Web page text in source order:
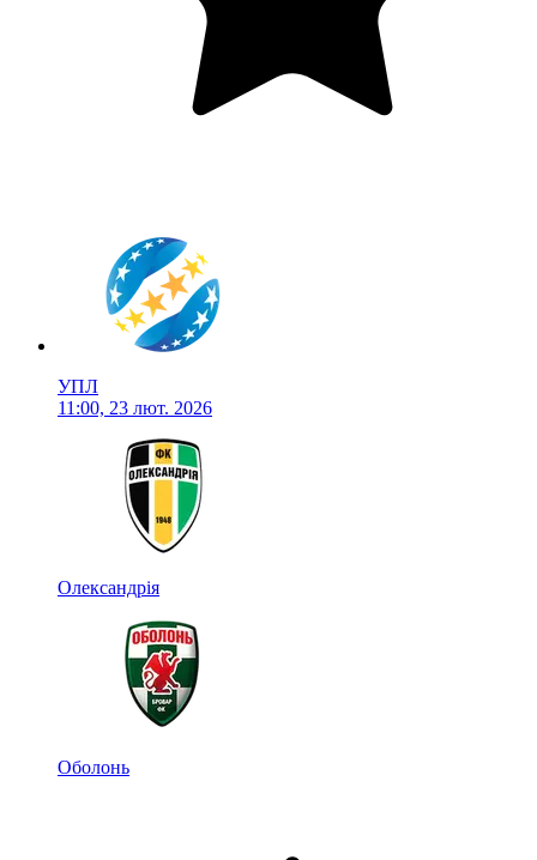
УПЛ
11:00, 23 лют. 2026
Олександрія
Оболонь